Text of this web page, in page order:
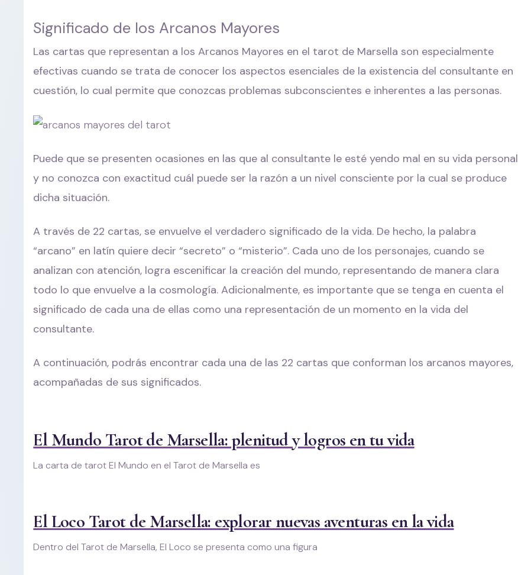
Significado de los Arcanos Mayores
Las cartas que representan a los Arcanos Mayores en el tarot de Marsella son especialmente
efectivas cuando se trata de conocer los aspectos esenciales de la existencia del consultante en
cuestión, lo cual permite que conozcas problemas subconscientes e inherentes a las personas.
Puede que se presenten ocasiones en las que al consultante le esté yendo mal en su vida personal
y no conozca con exactitud cuál puede ser la razón a un nivel consciente por la cual se produce
dicha situación.
A través de 22 cartas, se envuelve el verdadero significado de la vida. De hecho, la palabra
“arcano” en latín quiere decir “secreto” o “misterio”. Cada uno de los personajes, cuando se
analizan con atención, logra escenificar la creación del mundo, representando de manera clara
todo lo que envuelve a la cosmología. Adicionalmente, es importante que se tenga en cuenta el
significado de cada una de ellas como una representación de un momento en la vida del
consultante.
A continuación, podrás encontrar cada una de las 22 cartas que conforman los arcanos mayores,
acompañadas de sus significados.
El Mundo Tarot de Marsella: plenitud y logros en tu vida
La carta de tarot El Mundo en el Tarot de Marsella es
El Loco Tarot de Marsella: explorar nuevas aventuras en la vida
Dentro del Tarot de Marsella, El Loco se presenta como una figura